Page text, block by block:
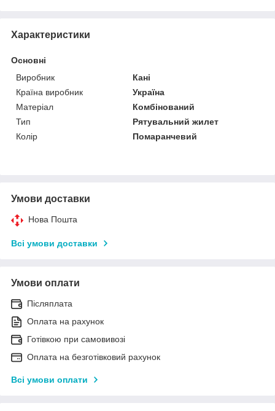
Характеристики
Основні
Виробник
Кані
Країна виробник
Україна
Матеріал
Комбінований
Тип
Рятувальний жилет
Колір
Помаранчевий
Умови доставки
Нова Пошта
Всі умови доставки
Умови оплати
Післяплата
Оплата на рахунок
Готівкою при самовивозі
Оплата на безготівковий рахунок
Всі умови оплати